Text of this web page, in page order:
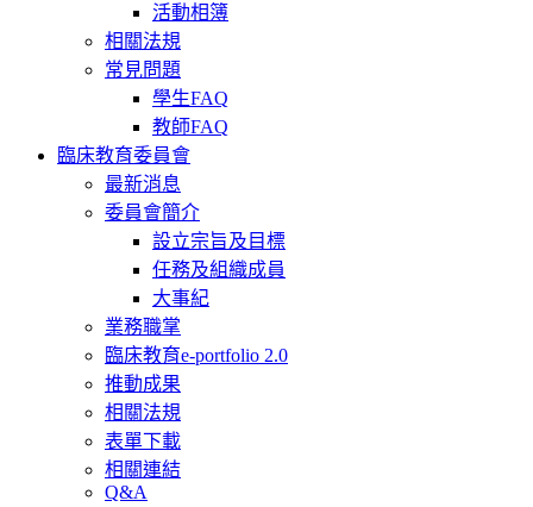
活動相簿
相關法規
常見問題
學生FAQ
教師FAQ
臨床教育委員會
最新消息
委員會簡介
設立宗旨及目標
任務及組織成員
大事紀
業務職掌
臨床教育e-portfolio 2.0
推動成果
相關法規
表單下載
相關連結
Q&A